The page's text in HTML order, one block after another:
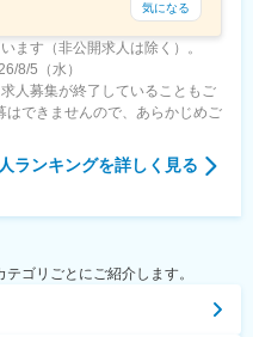
気になる
ます（非公開求人は除く）。
8/5（水）
人募集が終了していることもご
はできませんので、あらかじめご
ランキングを詳しく見る
ゴリごとにご紹介します。